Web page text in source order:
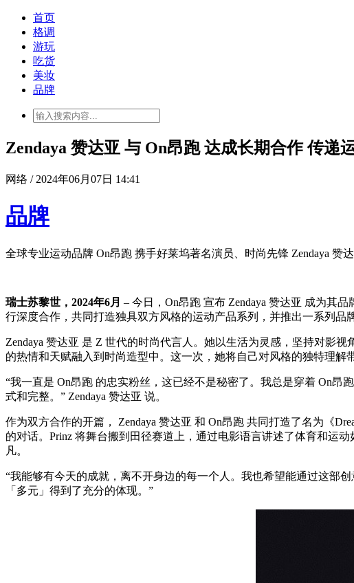
首页
格调
游玩
吃货
美妆
品牌
Zendaya 赞达亚 与 On昂跑 达成长期合作 传递
网络 / 2024年06月07日 14:41
品牌
全球专业运动品牌 On昂跑 携手好莱坞著名演员、时尚先锋 Zendaya
瑞士苏黎世，2024年6月 – 今日，On昂跑 宣布 Zendaya 赞达亚 成为其
行深度合作，共同打造独具双方风格的运动产品系列，并推出一系列
Zendaya 赞达亚 是 Z 世代的时尚代言人。她以生活为灵感，坚持对影
的热情和天赋融入到时尚造型中。这一次，她将自己对风格的独特理
“我一直是 On昂跑 的忠实粉丝，这已经不是秘密了。我总是穿着 On
式和完整。” Zendaya 赞达亚 说。
作为双方合作的开篇， Zendaya 赞达亚 和 On昂跑 共同打造了名为《
的对话。Prinz 将舞台搬到田径赛道上，通过电影语言讲述了体育和运
凡。
“我能够有今天的成就，离不开身边的每一个人。我也希望能通过这部
「多元」得到了充分的体现。”